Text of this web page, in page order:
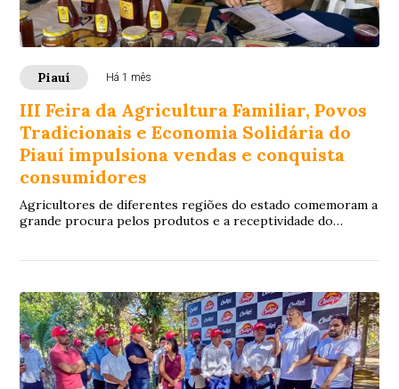
Piauí Há 1 mês
III Feira da Agricultura Familiar, Povos
Tradicionais e Economia Solidária do
Piauí impulsiona vendas e conquista
consumidores
Agricultores de diferentes regiões do estado comemoram a
grande procura pelos produtos e a receptividade do